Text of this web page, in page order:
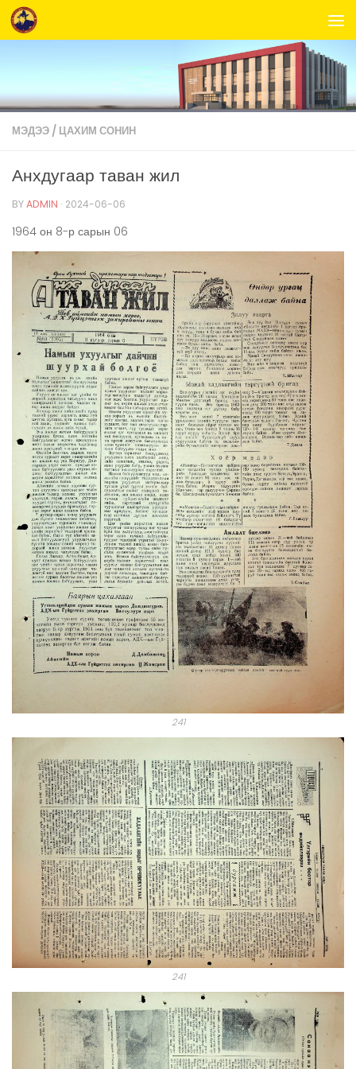
Skip to content
МЭДЭЭ / ЦАХИМ СОНИН
Анхдугаар таван жил
BYADMIN · 2024-06-06
1964 он 8-р сарын 06
241
241